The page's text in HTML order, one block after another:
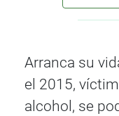
Arranca su
el 2015,
alcohol, se